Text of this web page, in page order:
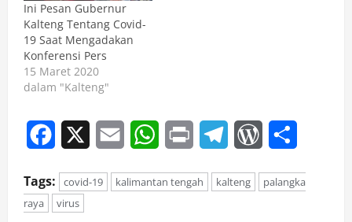
Ini Pesan Gubernur
Kalteng Tentang Covid-
19 Saat Mengadakan
Konferensi Pers
15 Maret 2020
dalam "Kalteng"
Facebook Email WhatsApp
Print TelegramWordPress
Tags: covid-19 kalimantan tengah kalteng
palangka
raya
virus